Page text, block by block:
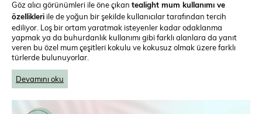
Göz alıcı görünümleri ile öne çıkan tealight mum kullanımı ve
özellikleri ile de yoğun bir şekilde kullanıcılar tarafından tercih
ediliyor. Loş bir ortam yaratmak isteyenler kadar odaklanma
yapmak ya da buhurdanlık kullanımı gibi farklı alanlara da yanıt
veren bu özel mum çeşitleri kokulu ve kokusuz olmak üzere farklı
türlerde bulunuyorlar.
Devamını oku